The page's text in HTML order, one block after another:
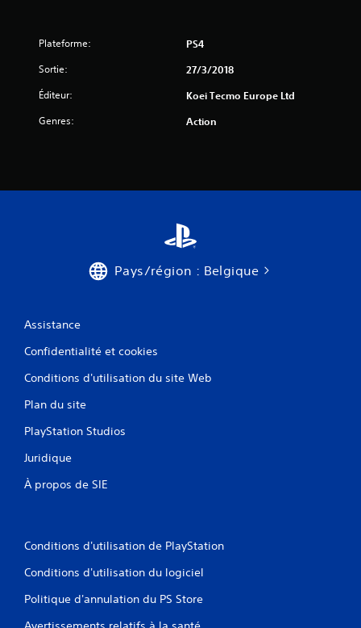
Plateforme: PS4
Sortie: 27/3/2018
Éditeur: Koei Tecmo Europe Ltd
Genres: Action
Pays/région : Belgique
Assistance
Confidentialité et cookies
Conditions d'utilisation du site Web
Plan du site
PlayStation Studios
Juridique
À propos de SIE
Conditions d'utilisation de PlayStation
Conditions d'utilisation du logiciel
Politique d'annulation du PS Store